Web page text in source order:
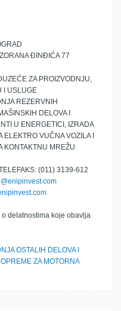
ĐINĐIĆA 77
ZA PROIZVODNJU,
I USLUGE
REZERVNIH
DELOVA I
U ENERGETICI, IZRADA
ELEKTRO VUČNA VOZILA I
KONTAKTNU MREŽU
(011) 3139-612
o delatnostima koje obavlja
OSTALIH DELOVA I
ZA MOTORNA